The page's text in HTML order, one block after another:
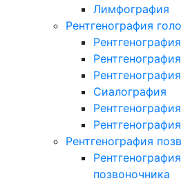
Лимфография
Рентгенография
Сиалография
Рентгенография
позвоночника